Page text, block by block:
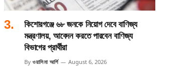
কিশোরগঞ্জে ৬৮ জনকে নিয়োগ দেবে বাণিজ্য
মন্ত্রণালয়, আবেদন করতে পারবেন বাণিজ্য
বিভাগের প্রার্থীরা
By ওয়াসিমা আর্শি August 6, 2026